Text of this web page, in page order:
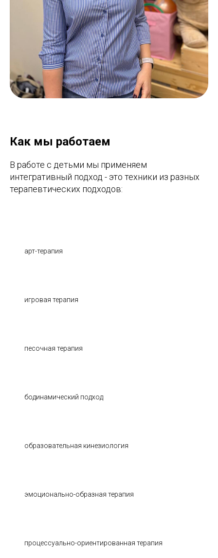
Как мы работаем
В работе с детьми мы применяем
интегративный подход - это техники из разных
терапевтических подходов:
арт-терапия
игровая терапия
песочная терапия
бодинамический подход
образовательная кинезиология
эмоционально-образная терапия
процессуально-ориентированная терапия